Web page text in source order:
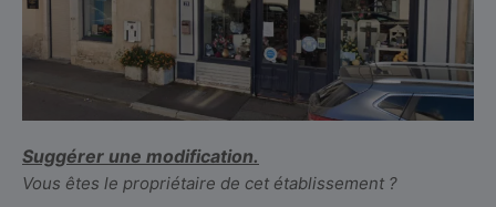
Suggérer une modification.
Vous êtes le propriétaire de cet établissement ?